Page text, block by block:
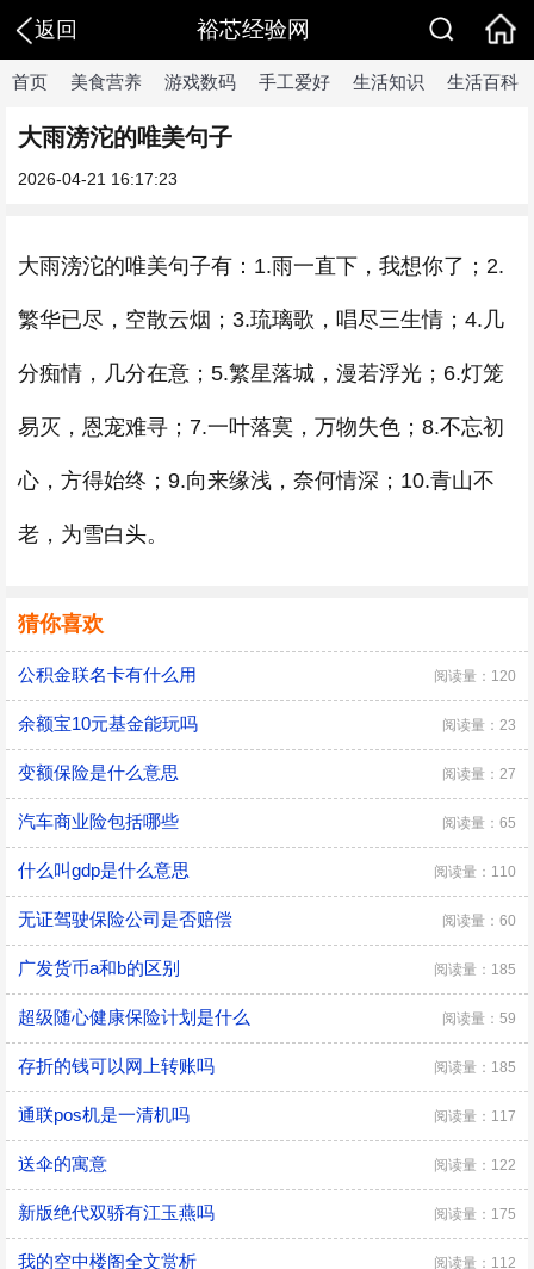
返回 裕芯经验网
首页 美食营养 游戏数码 手工爱好 生活知识 生活百科
大雨滂沱的唯美句子
2026-04-21 16:17:23
大雨滂沱的唯美句子有：1.雨一直下，我想你了；2.
繁华已尽，空散云烟；3.琉璃歌，唱尽三生情；4.几
分痴情，几分在意；5.繁星落城，漫若浮光；6.灯笼
易灭，恩宠难寻；7.一叶落寞，万物失色；8.不忘初
心，方得始终；9.向来缘浅，奈何情深；10.青山不
老，为雪白头。
猜你喜欢
公积金联名卡有什么用 阅读量：120
余额宝10元基金能玩吗 阅读量：23
变额保险是什么意思 阅读量：27
汽车商业险包括哪些 阅读量：65
什么叫gdp是什么意思 阅读量：110
无证驾驶保险公司是否赔偿 阅读量：60
广发货币a和b的区别 阅读量：185
超级随心健康保险计划是什么 阅读量：59
存折的钱可以网上转账吗 阅读量：185
通联pos机是一清机吗 阅读量：117
送伞的寓意 阅读量：122
新版绝代双骄有江玉燕吗 阅读量：175
我的空中楼阁全文赏析 阅读量：112